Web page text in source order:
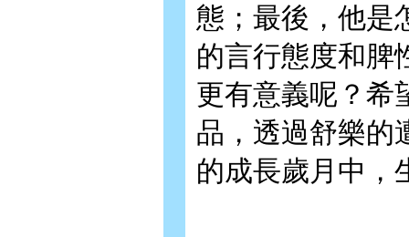
態；最後，他是
的言行態度和脾
更有意義呢？希
品，透過舒樂的
的成長歲月中，